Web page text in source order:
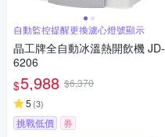
自動監控提醒更換濾心燈號顯示
晶工牌全自動冰溫熱開飲機 JD-
6206
$5,988 $6,370
5 (3)
挑戰低價 券